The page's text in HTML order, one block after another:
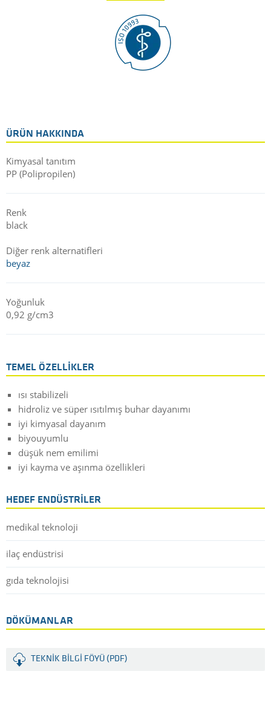
ÜRÜN HAKKINDA
Kimyasal tanıtım
PP (Polipropilen)
Renk
black
Diğer renk alternatifleri
beyaz
Yoğunluk
0,92 g/cm3
TEMEL ÖZELLIKLER
ısı stabilizeli
hidroliz ve süper ısıtılmış buhar dayanımı
iyi kimyasal dayanım
biyouyumlu
düşük nem emilimi
iyi kayma ve aşınma özellikleri
HEDEF ENDÜSTRILER
medikal teknoloji
ilaç endüstrisi
gıda teknolojisi
DÖKÜMANLAR
TEKNIK BILGI FÖYÜ (PDF)